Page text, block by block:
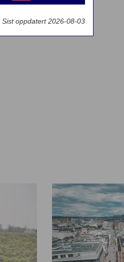
Markedsføring
Sist oppdatert 2026-08-03